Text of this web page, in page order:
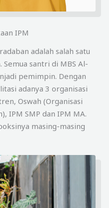
IPM
adalah salah satu
Semua santri di MBS Al-
pemimpin. Dengan
adanya 3 organisasi
Oswah (Organisasi
IPM SMP dan IPM MA.
masing-masing